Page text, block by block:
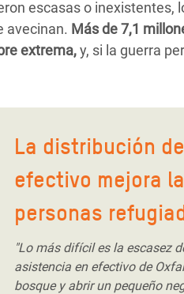
escasas o inexistentes,
avecinan. Más de 7,1
extrema,y, si la guerra
La distribución
efectivo mejora
personas
"Lo más difícil es la escasez
asistencia en efectivo de
bosque y abrir un pequeño